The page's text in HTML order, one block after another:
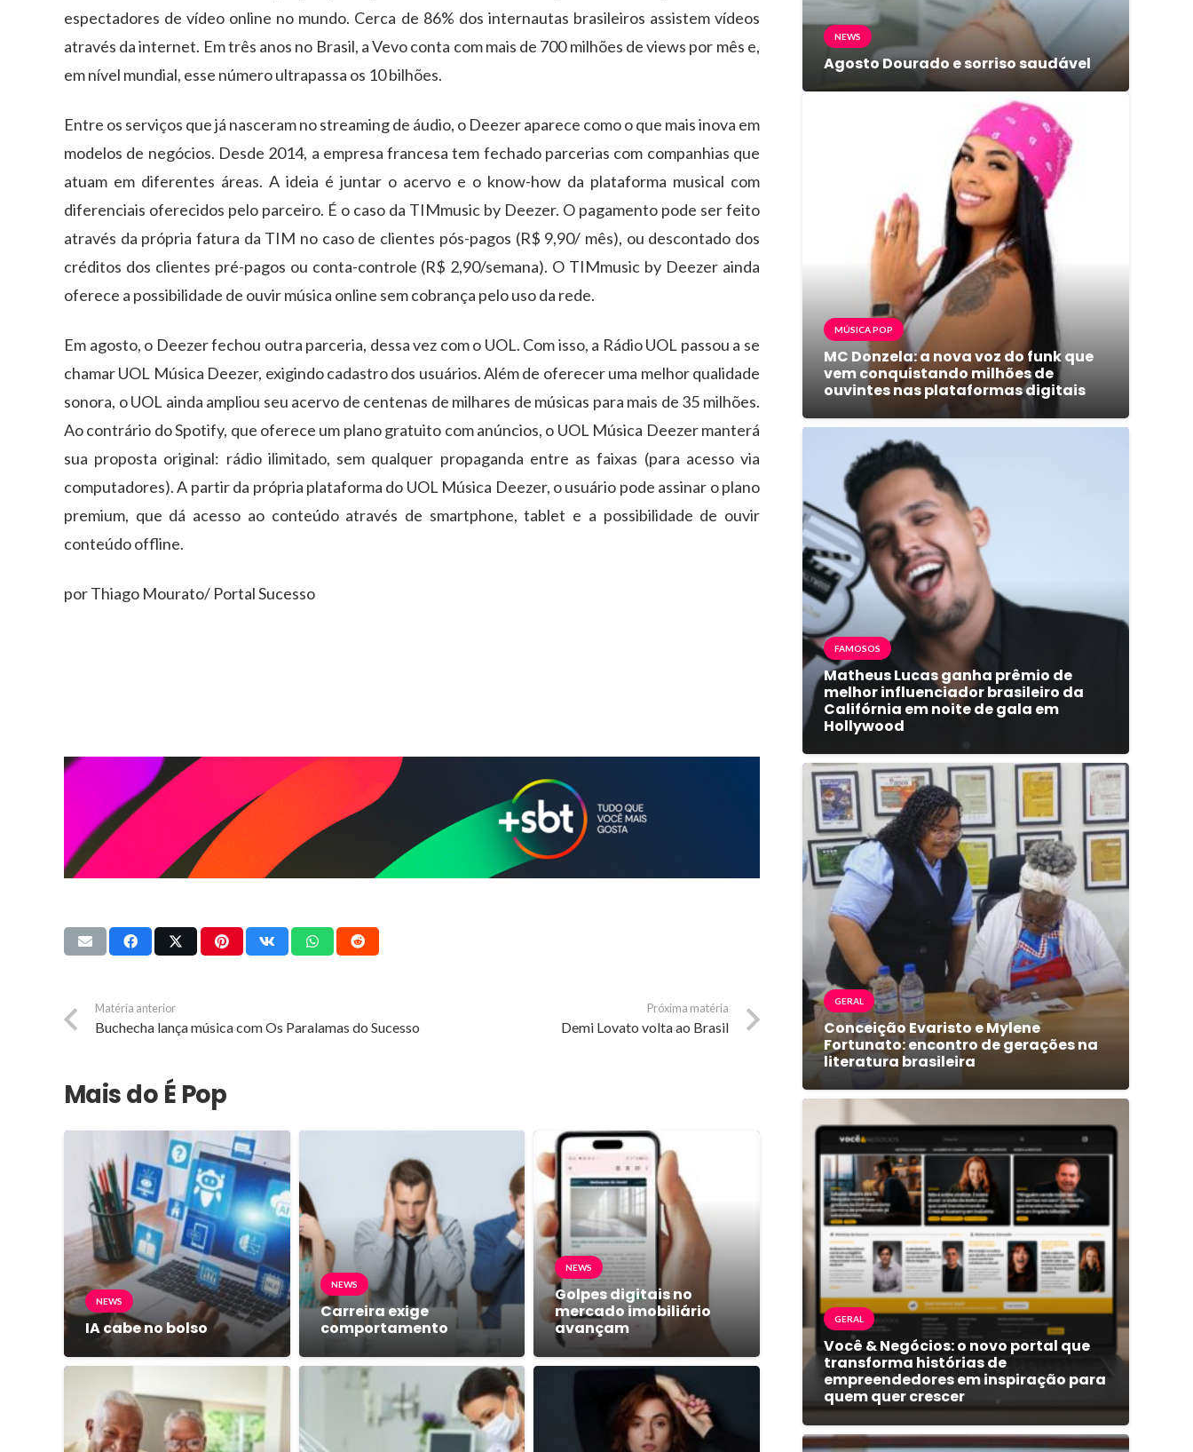
espectadores de vídeo online no mundo. Cerca de 86% dos internautas brasileiros assistem vídeos
através da internet. Em três anos no Brasil, a Vevo conta com mais de 700 milhões de views por mês e,
em nível mundial, esse número ultrapassa os 10 bilhões.
Entre os serviços que já nasceram no streaming de áudio, o Deezer aparece como o que mais inova em
modelos de negócios. Desde 2014, a empresa francesa tem fechado parcerias com companhias que
atuam em diferentes áreas. A ideia é juntar o acervo e o know-how da plataforma musical com
diferenciais oferecidos pelo parceiro. É o caso da TIMmusic by Deezer. O pagamento pode ser feito
através da própria fatura da TIM no caso de clientes pós-pagos (R$ 9,90/ mês), ou descontado dos
créditos dos clientes pré-pagos ou conta-controle (R$ 2,90/semana). O TIMmusic by Deezer ainda
oferece a possibilidade de ouvir música online sem cobrança pelo uso da rede.
Em agosto, o Deezer fechou outra parceria, dessa vez com o UOL. Com isso, a Rádio UOL passou a se
chamar UOL Música Deezer, exigindo cadastro dos usuários. Além de oferecer uma melhor qualidade
sonora, o UOL ainda ampliou seu acervo de centenas de milhares de músicas para mais de 35 milhões.
Ao contrário do Spotify, que oferece um plano gratuito com anúncios, o UOL Música Deezer manterá
sua proposta original: rádio ilimitado, sem qualquer propaganda entre as faixas (para acesso via
computadores). A partir da própria plataforma do UOL Música Deezer, o usuário pode assinar o plano
premium, que dá acesso ao conteúdo através de smartphone, tablet e a possibilidade de ouvir
conteúdo offline.
por Thiago Mourato/ Portal Sucesso
Matéria anterior
Buchecha lança música com Os Paralamas do Sucesso
Próxima matéria
Demi Lovato volta ao Brasil
Mais do É Pop
NEWS
IA cabe no bolso
NEWS
Carreira exige
comportamento
NEWS
Golpes digitais no
mercado imobiliário
avançam
NEWS
Agosto Dourado e sorriso saudável
MÚSICA POP
MC Donzela: a nova voz do funk que
vem conquistando milhões de
ouvintes nas plataformas digitais
FAMOSOS
Matheus Lucas ganha prêmio de
melhor influenciador brasileiro da
Califórnia em noite de gala em
Hollywood
GERAL
Conceição Evaristo e Mylene
Fortunato: encontro de gerações na
literatura brasileira
GERAL
Você & Negócios: o novo portal que
transforma histórias de
empreendedores em inspiração para
quem quer crescer